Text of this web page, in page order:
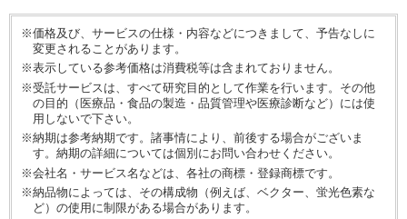
※価格及び、サービスの仕様・内容などにつきまして、予告なしに
変更されることがあります。
※表示している参考価格は消費税等は含まれておりません。
※受託サービスは、すべて研究目的として作業を行います。その他
の目的（医療品・食品の製造・品質管理や医療診断など）には使
用しないで下さい。
※納期は参考納期です。諸事情により、前後する場合がございま
す。納期の詳細については個別にお問い合わせください。
※会社名・サービス名などは、各社の商標・登録商標です。
※納品物によっては、その構成物（例えば、ベクター、蛍光色素な
ど）の使用に制限がある場合があります。